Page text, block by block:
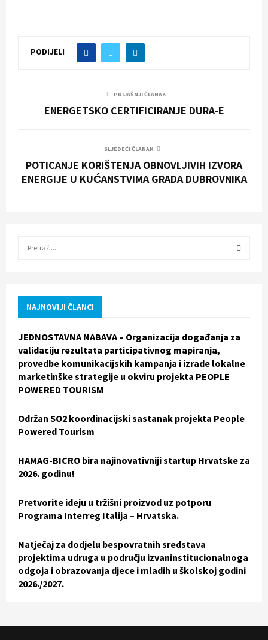
PODIJELI
PRIJAŠNJI ČLANAK
ENERGETSKO CERTIFICIRANJE DURA-E
SLJEDEĆI ČLANAK
POTICANJE KORIŠTENJA OBNOVLJIVIH IZVORA
ENERGIJE U KUĆANSTVIMA GRADA DUBROVNIKA
f
r
:
R
C
NAJNOVIJI ČLANCI
JEDNOSTAVNA NABAVA – Organizacija događanja za
validaciju rezultata participativnog mapiranja,
provedbe komunikacijskih kampanja i izrade lokalne
marketinške strategije u okviru projekta PEOPLE
POWERED TOURISM
Održan SO2 koordinacijski sastanak projekta People
Powered Tourism
HAMAG-BICRO bira najinovativniji startup Hrvatske za
2026. godinu!
Pretvorite ideju u tržišni proizvod uz potporu
Programa Interreg Italija – Hrvatska.
Natječaj za dodjelu bespovratnih sredstava
projektima udruga u području izvaninstitucionalnoga
odgoja i obrazovanja djece i mladih u školskoj godini
2026./2027.